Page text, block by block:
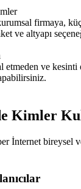
firmaya,
ve altyapı
etmeden ve
Kimler
İnternet bireysel